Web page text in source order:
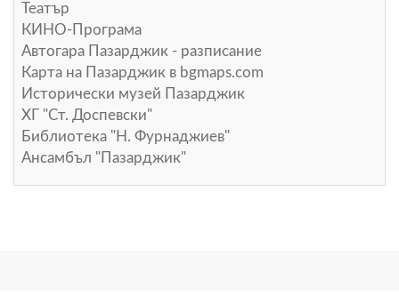
Театър
КИНО-Програма
Автогара Пазарджик - разписание
Карта на Пазарджик в bgmaps.com
Исторически музей Пазарджик
ХГ "Ст. Доспевски"
Библиотека "Н. Фурнаджиев"
Ансамбъл "Пазарджик"